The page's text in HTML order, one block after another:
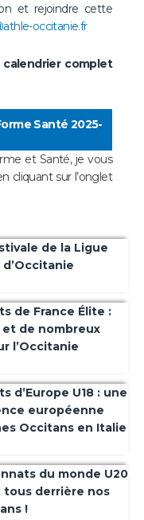
et rejoindre cette
occitanie.fr
complet
Santé 2025-
et Santé, je vous
cliquant sur l’onglet
de la Ligue
de France Élite :
et de nombreux
l’Occitanie
d’Europe U18 : une
européenne
Occitans en Italie
du monde U20
tous derrière nos
!